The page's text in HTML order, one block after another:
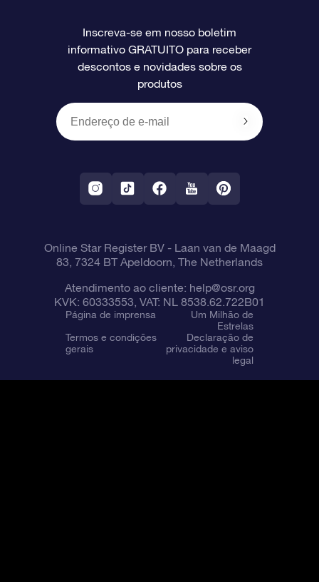
Avaliações
O cartão de presente da OSR
Presentes corporativos
Página estelar personalizada
Um Milhão de Estrelas
OSR Starsaver
Aplicativo RV Fly me to the stars
Informações de pagamento
Política de devolução
Constelações
Inscreva-se em nosso boletim
informativo GRATUITO para receber
descontos e novidades sobre os
produtos
Online Star Register BV- Laan van de Maagd
83, 7324 BT Apeldoorn, The Netherlands
Atendimento ao cliente: help@osr.org
KVK: 60333553, VAT: NL 8538.62.722B01
Página de imprensa
Um Milhão de
Estrelas
Termos e condições
gerais
Declaração de
privacidade e aviso
legal